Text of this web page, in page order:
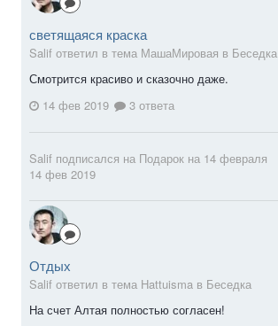
светящаяся краска
Salif ответил в тема МашаМировая в Беседка
Смотрится красиво и сказочно даже.
14 фев 2019
3 ответа
Salif подписался на Подарок на 14 февраля
14 фев 2019
Отдых
Salif ответил в тема Hattuisma в Беседка
На счет Алтая полностью согласен!